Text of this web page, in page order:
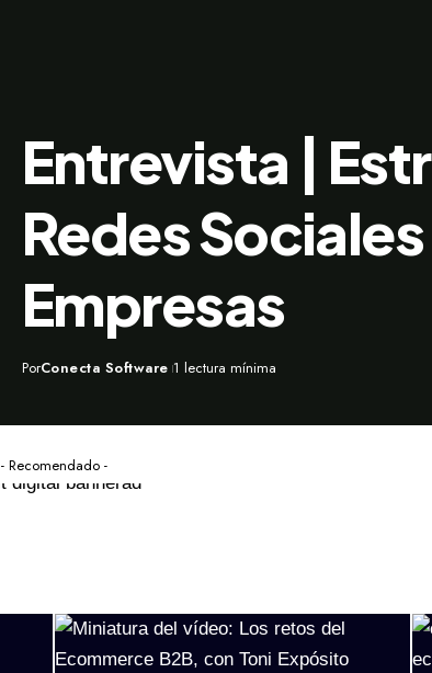
Entrevista |
Redes
Empresas
PorConecta Software 1 lectura mínima
- Recomendado -